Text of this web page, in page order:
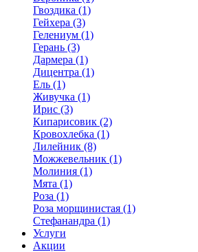
Гвоздика (1)
Гейхера (3)
Гелениум (1)
Герань (3)
Дармера (1)
Дицентра (1)
Ель (1)
Живучка (1)
Ирис (3)
Кипарисовик (2)
Кровохлебка (1)
Лилейник (8)
Можжевельник (1)
Молиния (1)
Мята (1)
Роза (1)
Роза морщинистая (1)
Стефанандра (1)
Услуги
Акции